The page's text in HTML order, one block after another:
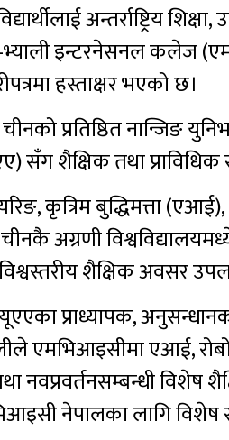
अन्तर्राष्ट्रिय
इन्टरनेसनल कलेज
हस्ताक्षर भएको छ।
प्रतिष्ठित नान्जिङ
सँग शैक्षिक तथा
कृत्रिम बुद्धिमत्ता (एआई),
चीनकै अग्रणी
विश्वस्तरीय शैक्षिक अवसर
प्राध्यापक,
एआई,
तथा नवप्रवर्तनसम्बन्धी
नेपालका लागि विशेष